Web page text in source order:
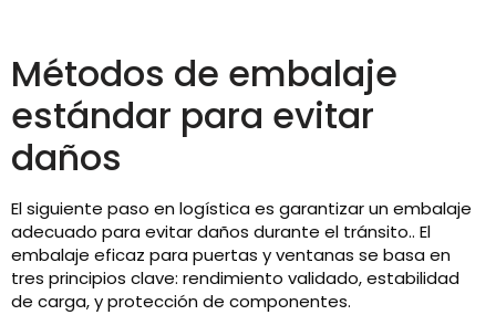
Métodos de embalaje
estándar para evitar
daños
El siguiente paso en logística es garantizar un embalaje
adecuado para evitar daños durante el tránsito.. El
embalaje eficaz para puertas y ventanas se basa en
tres principios clave: rendimiento validado, estabilidad
de carga, y protección de componentes.